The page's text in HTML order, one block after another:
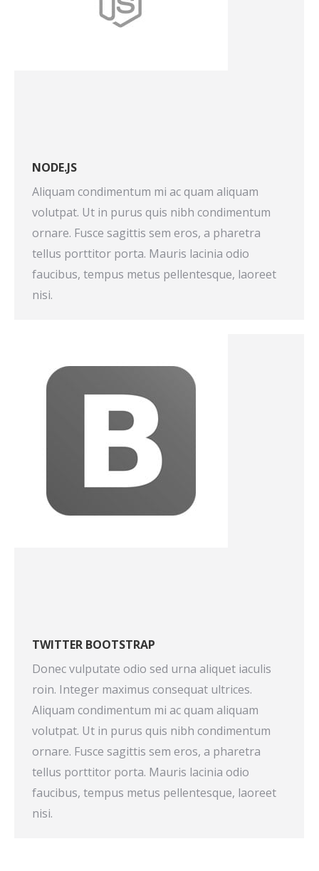
NODE.JS
Aliquam condimentum mi ac quam aliquam
volutpat. Ut in purus quis nibh condimentum
ornare. Fusce sagittis sem eros, a pharetra
tellus porttitor porta. Mauris lacinia odio
faucibus, tempus metus pellentesque, laoreet
nisi.
TWITTER BOOTSTRAP
Donec vulputate odio sed urna aliquet iaculis
roin. Integer maximus consequat ultrices.
Aliquam condimentum mi ac quam aliquam
volutpat. Ut in purus quis nibh condimentum
ornare. Fusce sagittis sem eros, a pharetra
tellus porttitor porta. Mauris lacinia odio
faucibus, tempus metus pellentesque, laoreet
nisi.